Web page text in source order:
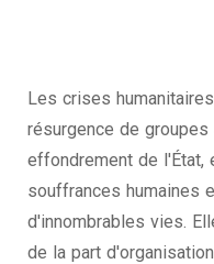
Les crises
résurgence de
effondrement de l'État,
souffrances humaines
d'innombrables vies.
de la part